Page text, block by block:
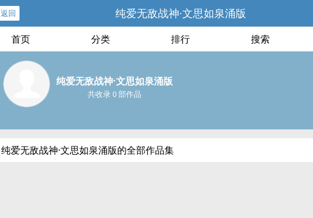
返回 纯爱无敌战神·文思如泉涌版
首页 分类 排行 搜索
纯爱无敌战神·文思如泉涌版
共收录 0 部作品
纯爱无敌战神·文思如泉涌版的全部作品集